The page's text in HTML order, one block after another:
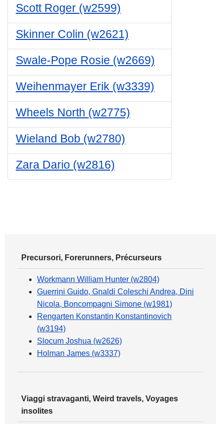
Scott Roger (w2599)
Skinner Colin (w2621)
Swale-Pope Rosie (w2669)
Weihenmayer Erik (w3339)
Wheels North (w2775)
Wieland Bob (w2780)
Zara Dario (w2816)
Precursori, Forerunners, Précurseurs
Workmann William Hunter (w2804)
Guerrini Guido, Gnaldi Coleschi Andrea, Dini
Nicola, Boncompagni Simone (w1981)
Rengarten Konstantin Konstantinovich
(w3194)
Slocum Joshua (w2626)
Holman James (w3337)
Viaggi stravaganti, Weird travels, Voyages
insolites